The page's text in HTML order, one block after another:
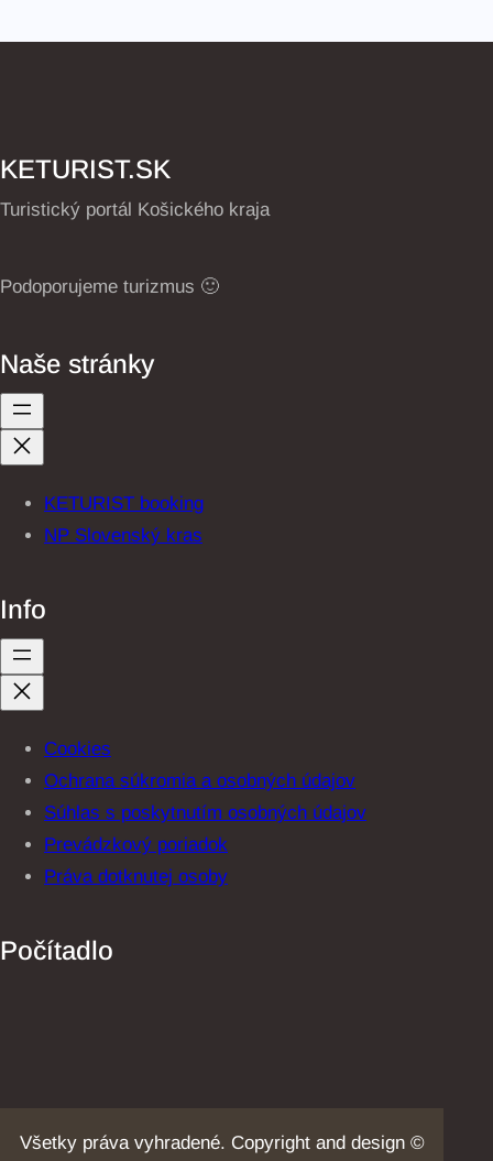
KETURIST.SK
Turistický portál Košického kraja
Podoporujeme turizmus 🙂
Naše stránky
KETURIST booking
NP Slovenský kras
Info
Cookies
Ochrana súkromia a osobných údajov
Súhlas s poskytnutím osobných údajov
Prevádzkový poriadok
Práva dotknutej osoby
Počítadlo
Všetky práva vyhradené. Copyright and design ©